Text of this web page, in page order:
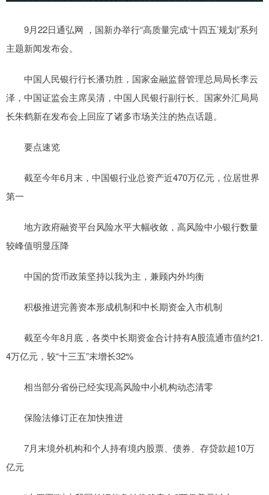
9月22日通弘网 ，国新办举行“高质量完成‘十四五’规划”系列
主题新闻发布会。
中国人民银行行长潘功胜，国家金融监督管理总局局长李云
泽，中国证监会主席吴清，中国人民银行副行长、国家外汇局局
长朱鹤新在发布会上回应了诸多市场关注的热点话题。
要点速览
截至今年6月末，中国银行业总资产近470万亿元，位居世界
第一
地方政府融资平台风险水平大幅收敛，高风险中小银行数量
较峰值明显压降
中国的货币政策坚持以我为主，兼顾内外均衡
积极推进完善资本形成机制和中长期资金入市机制
截至今年8月底，各类中长期资金合计持有A股流通市值约21.
4万亿元，较“十三五”末增长32%
相当部分省份已经实现高风险中小机构动态清零
保险法修订正在加快推进
7月末境外机构和个人持有境内股票、债券、存贷款超10万
亿元